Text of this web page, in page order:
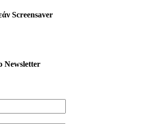
Screensaver
Newsletter